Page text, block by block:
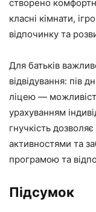
створено
класні кімнати,
відпочинку та
Для батьків
відвідування: пів
ліцею —
урахуванням
гнучкість
активностями та
програмою та
Підсумок